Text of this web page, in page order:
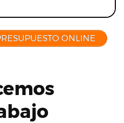
ONLINE